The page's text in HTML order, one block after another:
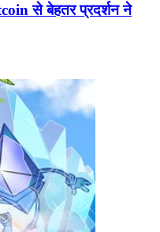
से बेहतर प्रदर्शन ने